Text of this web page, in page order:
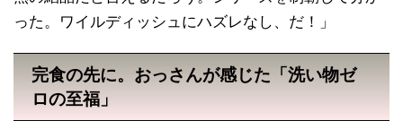
った。ワイルディッシュにハズレなし、だ！」
完食の先に。おっさんが感じた「洗い物ゼ
ロの至福」